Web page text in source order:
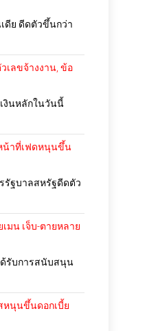
ดีย ดีดตัวขึ้นกว่า
เลขจ้างงาน, ข้อ
งินหลักในวันนี้
น้าที่เฟดหนุนขึ้น
รัฐบาลสหรัฐดีดตัว
มน เจ็บ-ตายหลาย
ด้รับการสนับสนุน
หนุนขึ้นดอกเบี้ย